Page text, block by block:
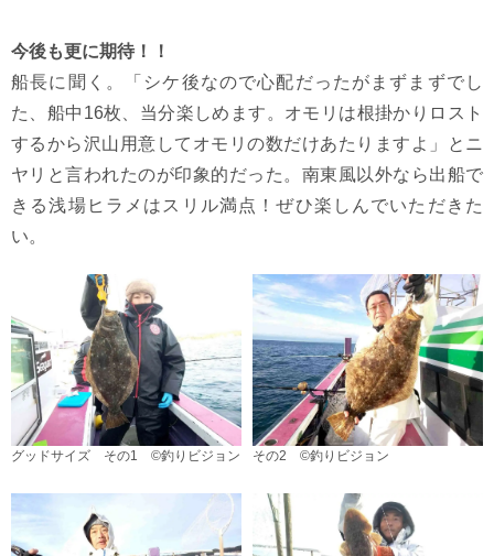
今後も更に期待！！
船長に聞く。「シケ後なので心配だったがまずまずでし
た、船中16枚、当分楽しめます。オモリは根掛かりロスト
するから沢山用意してオモリの数だけあたりますよ」とニ
ヤリと言われたのが印象的だった。南東風以外なら出船で
きる浅場ヒラメはスリル満点！ぜひ楽しんでいただきた
い。
グッドサイズ その1 ©釣りビジョン その2 ©釣りビジョン